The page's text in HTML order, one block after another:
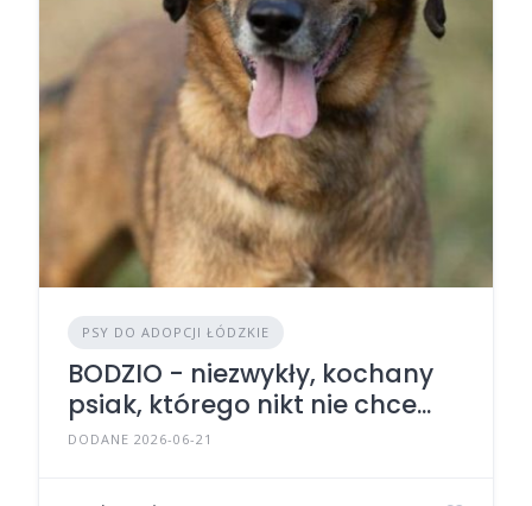
PSY DO ADOPCJI ŁÓDZKIE
BODZIO - niezwykły, kochany
psiak, którego nikt nie chce...
DODANE 2026-06-21